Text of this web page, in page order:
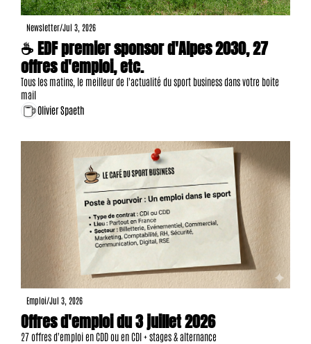
Newsletter/Jul 3, 2026
☕ EDF premier sponsor d'Alpes 2030, 27
offres d'emploi, etc.
Tous les matins, le meilleur de l'actualité du sport business dans votre boite
mail
Olivier Spaeth
Emploi/Jul 3, 2026
Offres d'emploi du 3 juillet 2026
27 offres d'emploi en CDD ou en CDI + stages & alternance